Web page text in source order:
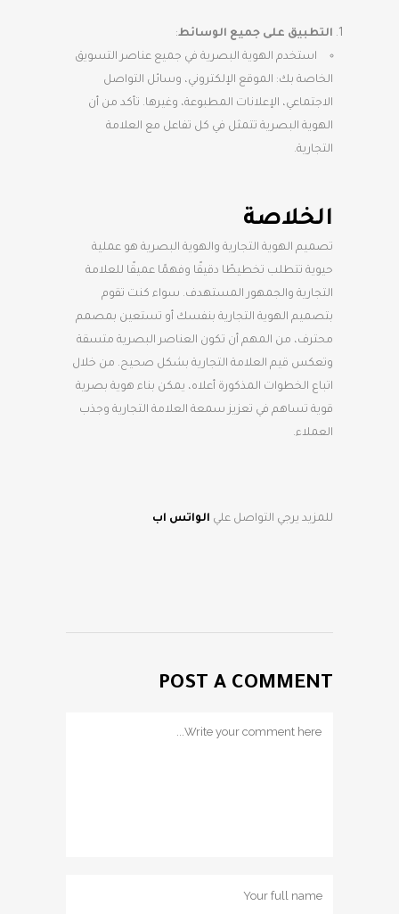
التطبيق على جميع الوسائط:
استخدم الهوية البصرية في جميع عناصر التسويق
الخاصة بك: الموقع الإلكتروني، وسائل التواصل
الاجتماعي، الإعلانات المطبوعة، وغيرها. تأكد من أن
الهوية البصرية تتمثل في كل تفاعل مع العلامة
التجارية.
الخلاصة
تصميم الهوية التجارية والهوية البصرية هو عملية
حيوية تتطلب تخطيطًا دقيقًا وفهمًا عميقًا للعلامة
التجارية والجمهور المستهدف. سواء كنت تقوم
بتصميم الهوية التجارية بنفسك أو تستعين بمصمم
محترف، من المهم أن تكون العناصر البصرية متسقة
وتعكس قيم العلامة التجارية بشكل صحيح. من خلال
اتباع الخطوات المذكورة أعلاه، يمكن بناء هوية بصرية
قوية تساهم في تعزيز سمعة العلامة التجارية وجذب
العملاء.
للمزيد يرجي التواصل علي الواتس اب
POST A COMMENT